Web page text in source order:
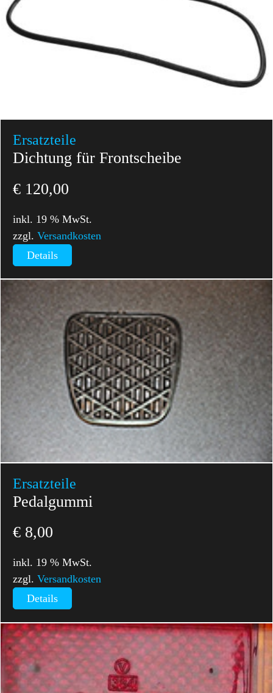
Ersatzteile
Dichtung für Frontscheibe
€ 120,00
inkl. 19 % MwSt.
zzgl.Versandkosten
Details
Ersatzteile
Pedalgummi
€ 8,00
inkl. 19 % MwSt.
zzgl.Versandkosten
Details